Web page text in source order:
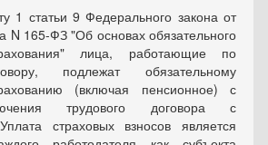
1 статьи 9 Федерального закона от
N 165-ФЗ "Об основах обязательного
лица, работающие по
подлежат обязательному
(включая пенсионное) с
трудового договора с
страховых взносов является